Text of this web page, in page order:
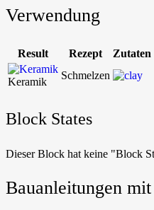
Verwendung
Result Rezept Zutaten
Keramik
Schmelzen
Block States
Dieser Block hat keine "Block
Bauanleitungen